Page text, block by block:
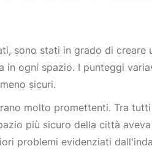
sono stati in grado di creare
in ogni spazio. I punteggi
sicuri.
molto promettenti. Tra
più sicuro della città
problemi evidenziati